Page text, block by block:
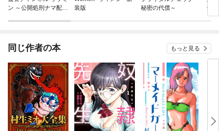
ン ～公開処刑ナマ配信
装版
秘密の代償～
億
同じ作者の本 もっと見る